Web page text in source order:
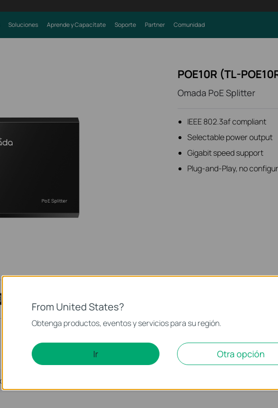
Soluciones Aprende y Capacítate Soporte Partner Comunidad
POE10R (TL-
Omada PoE Splitter
IEEE 802.3af compliant
Selectable power output
Gigabit speed support
Plug-and-Play, no
From United States?
Obtenga productos, eventos y servicios para su región.
Ir Otra opción